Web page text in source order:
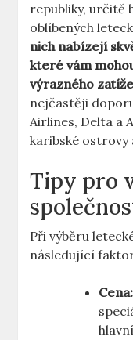
republiky, určitě
oblíbených
nich nabízejí
které vám
výrazného
nejčastěji
Airlines, Delta a
karibské
Tipy pro
Při výběru
následující
Cena: